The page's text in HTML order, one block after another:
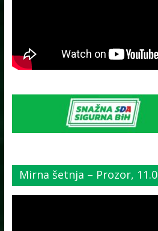
Mirna šetnja – Prozor,